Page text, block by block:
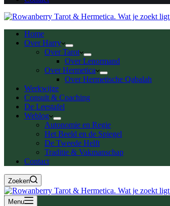
Home
Over Harry
Over Tarot
Over Lenormand
Over Hermetica
Over Hermetische Qabalah
Werkwijze
Consult & Coaching
De Leestafel
Weblog
Autonomie en Regie
Het Beeld en de Spiegel
De Tweede Helft
Traditie & Vakmanschap
Contact
Zoeken
Menu